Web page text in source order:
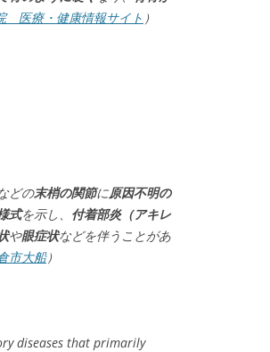
医療・健康情報サイト ）
どの末梢の関節に原因不明の
式を示し、 付着部炎（アキレ
や眼症状などを伴うことがあ
市大船）
diseases that primarily